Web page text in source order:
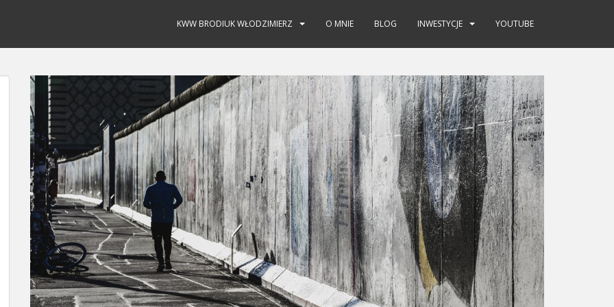
KWW BRODIUK WŁODZIMIERZ O MNIE BLOG INWESTYCJE YOUTUBE